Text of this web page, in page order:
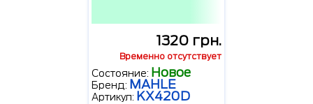
1320 грн.
Временно отсутствует
Состояние: Новое
Бренд: MAHLE
Артикул: KX420D